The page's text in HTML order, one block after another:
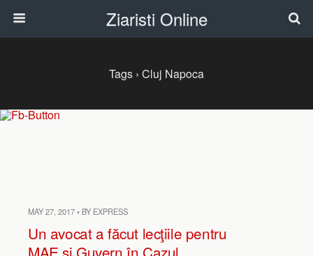
Ziaristi Online
Tags › Cluj Napoca
MAY 27, 2017 • BY EXPRESS
Un avocat a făcut lecţiile pentru
MAE şi Guvern în Cazul